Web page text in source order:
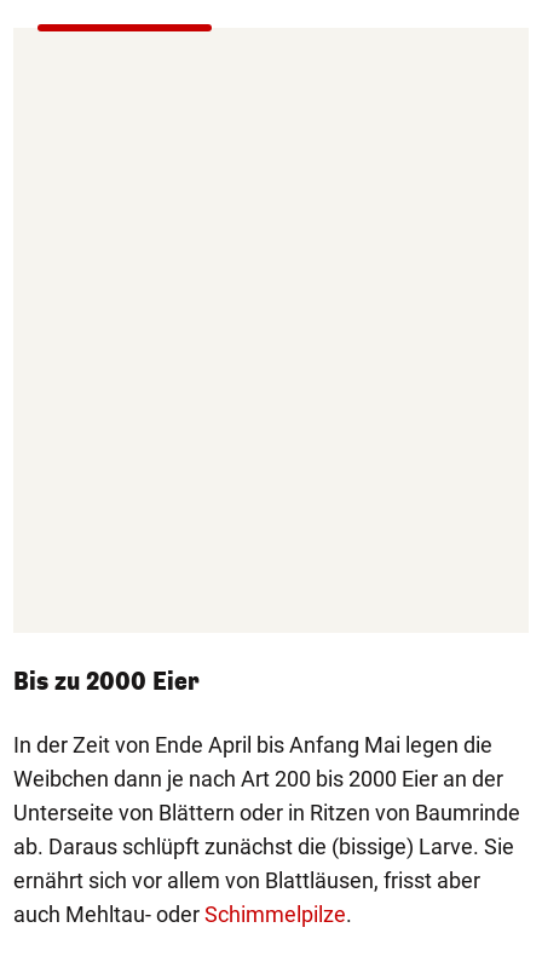
Bis zu 2000 Eier
In der Zeit von Ende April bis Anfang Mai legen die
Weibchen dann je nach Art 200 bis 2000 Eier an der
Unterseite von Blättern oder in Ritzen von Baumrinde
ab. Daraus schlüpft zunächst die (bissige) Larve. Sie
ernährt sich vor allem von Blattläusen, frisst aber
auch Mehltau- oderSchimmelpilze.